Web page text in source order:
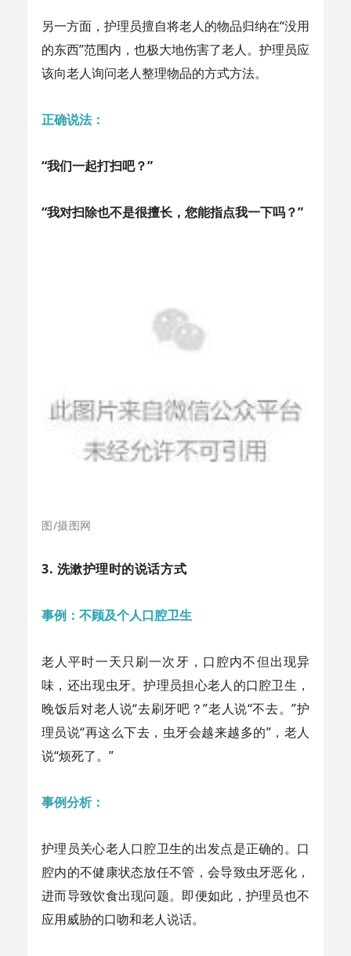
另一方面，护理员擅自将老人的物品归纳在“没用
的东西”范围内，也极大地伤害了老人。护理员应
该向老人询问老人整理物品的方式方法。
正确说法：
“我们一起打扫吧？”
“我对扫除也不是很擅长，您能指点我一下吗？”
图/摄图网
3. 洗漱护理时的说话方式
事例：不顾及个人口腔卫生
老人平时一天只刷一次牙，口腔内不但出现异
味，还出现虫牙。护理员担心老人的口腔卫生，
晚饭后对老人说“去刷牙吧？”老人说“不去。”护
理员说“再这么下去，虫牙会越来越多的”，老人
说“烦死了。”
事例分析：
护理员关心老人口腔卫生的出发点是正确的。口
腔内的不健康状态放任不管，会导致虫牙恶化，
进而导致饮食出现问题。即便如此，护理员也不
应用威胁的口吻和老人说话。